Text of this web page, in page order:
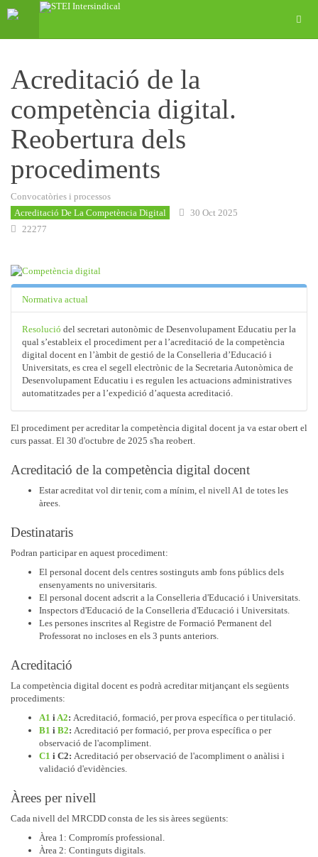
Acreditació de la
competència digital.
Reobertura dels
procediments
Convocatòries i processos
Acreditació De La Competència Digital
30 Oct 2025
22277
Normativa actual
Resolució del secretari autonòmic de Desenvolupament Educatiu per la
qual s’estableix el procediment per a l’acreditació de la competència
digital docent en l’àmbit de gestió de la Conselleria d’Educació i
Universitats, es crea el segell electrònic de la Secretaria Autonòmica de
Desenvolupament Educatiu i es regulen les actuacions administratives
automatitzades per a l’expedició d’aquesta acreditació.
El procediment per acreditar la competència digital docent ja va estar obert el
curs passat. El 30 d'octubre de 2025 s'ha reobert.
Acreditació de la competència digital docent
Estar acreditat vol dir tenir, com a mínim, el nivell A1 de totes les
àrees.
Destinataris
Podran participar en aquest procediment:
El personal docent dels centres sostinguts amb fons públics dels
ensenyaments no universitaris.
El personal docent adscrit a la Conselleria d'Educació i Universitats.
Inspectors d'Educació de la Conselleria d'Educació i Universitats.
Les persones inscrites al Registre de Formació Permanent del
Professorat no incloses en els 3 punts anteriors.
Acreditació
La competència digital docent es podrà acreditar mitjançant els següents
procediments:
A1 iA2: Acreditació, formació, per prova específica o per titulació.
B1 i B2: Acreditació per formació, per prova específica o per
observació de l'acompliment.
C1 i C2: Acreditació per observació de l'acompliment o anàlisi i
validació d'evidències.
Àrees per nivell
Cada nivell del MRCDD consta de les sis àrees següents:
Àrea 1: Compromís professional.
Àrea 2: Continguts digitals.